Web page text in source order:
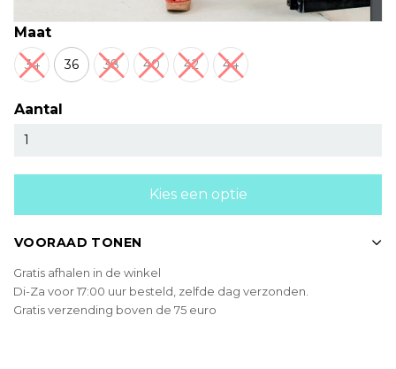
Maat
34 36 38 40 42 44
Aantal
Kies een optie
VOORAAD TONEN
Gratis afhalen in de winkel
Di-Za voor 17:00 uur besteld, zelfde dag verzonden.
Gratis verzending boven de 75 euro